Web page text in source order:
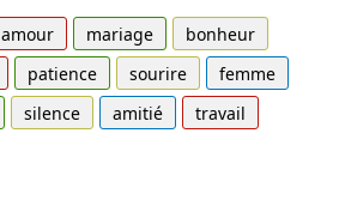
amour mariage
bonheur
patience sourire
femme
silence amitié
travail